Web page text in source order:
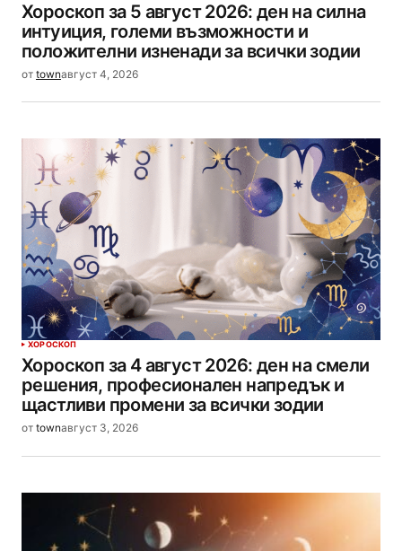
Хороскоп за 5 август 2026: ден на силна
интуиция, големи възможности и
положителни изненади за всички зодии
от townавгуст 4, 2026
ХОРОСКОП
Хороскоп за 4 август 2026: ден на смели
решения, професионален напредък и
щастливи промени за всички зодии
от townавгуст 3, 2026